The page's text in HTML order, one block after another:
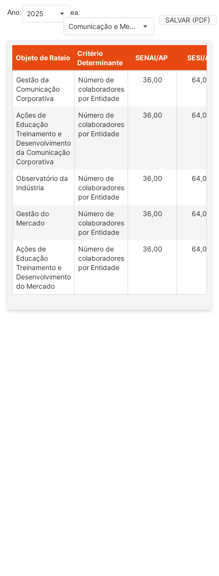
Ano: Área:
SALVAR (PDF)
Grade de dados com 5 linhas e 6 colunas
Objeto de Rateio
Critério
Determinante
SENAI/AP SESI/AP
Gestão da
Comunicação
Corporativa
Número de
colaboradores
por Entidade
36,00 64,00
Ações de
Educação
Treinamento e
Desenvolvimento
da Comunicação
Corporativa
Número de
colaboradores
por Entidade
36,00 64,00
Observatório da
Indústria
Número de
colaboradores
por Entidade
36,00 64,00
Gestão do
Mercado
Número de
colaboradores
por Entidade
36,00 64,00
Ações de
Educação
Treinamento e
Desenvolvimento
do Mercado
Número de
colaboradores
por Entidade
36,00 64,00